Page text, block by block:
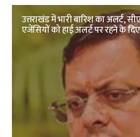
उत्तराखंड में भारी बारिश का अलर्ट,
एजेंसियों को हाई अलर्ट पर रहने के